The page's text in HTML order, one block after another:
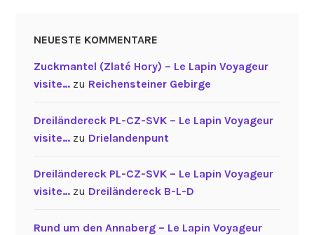
NEUESTE KOMMENTARE
Zuckmantel (Zlaté Hory) – Le Lapin Voyageur
visite…zu Reichensteiner Gebirge
Dreiländereck PL-CZ-SVK – Le Lapin Voyageur
visite…zu Drielandenpunt
Dreiländereck PL-CZ-SVK – Le Lapin Voyageur
visite…zu Dreiländereck B-L-D
Rund um den Annaberg – Le Lapin Voyageur